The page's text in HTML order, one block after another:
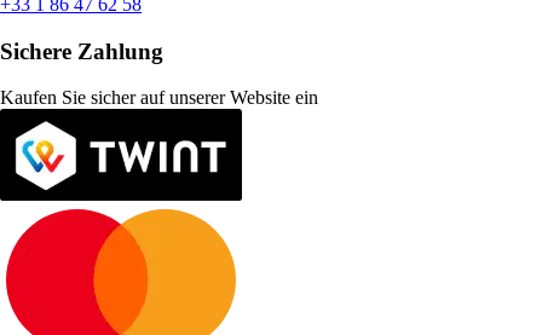
+33 1 86 47 62 58
Sichere Zahlung
Kaufen Sie sicher auf unserer Website ein